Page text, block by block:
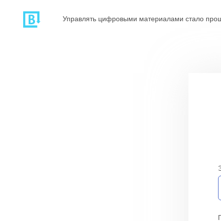
Управлять цифровыми материалами стало